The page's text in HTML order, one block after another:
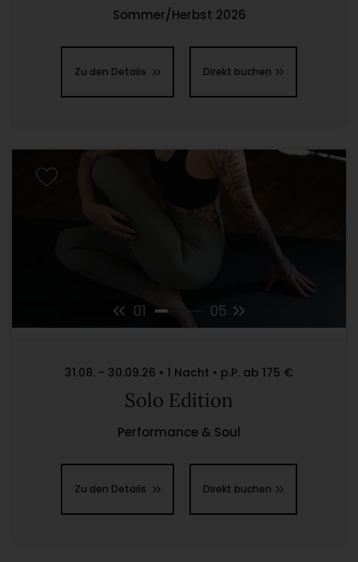
Sommer/Herbst 2026
Zu den Details Direkt buchen
01 05
31.08. - 30.09.26 • 1 Nacht • p.P. ab 175 €
Solo Edition
Performance & Soul
Zu den Details Direkt buchen